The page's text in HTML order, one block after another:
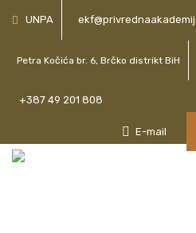
UNPA
Petra Kočića br. 6, Brčko distrikt BiH
+387 49 201 808
E-mail